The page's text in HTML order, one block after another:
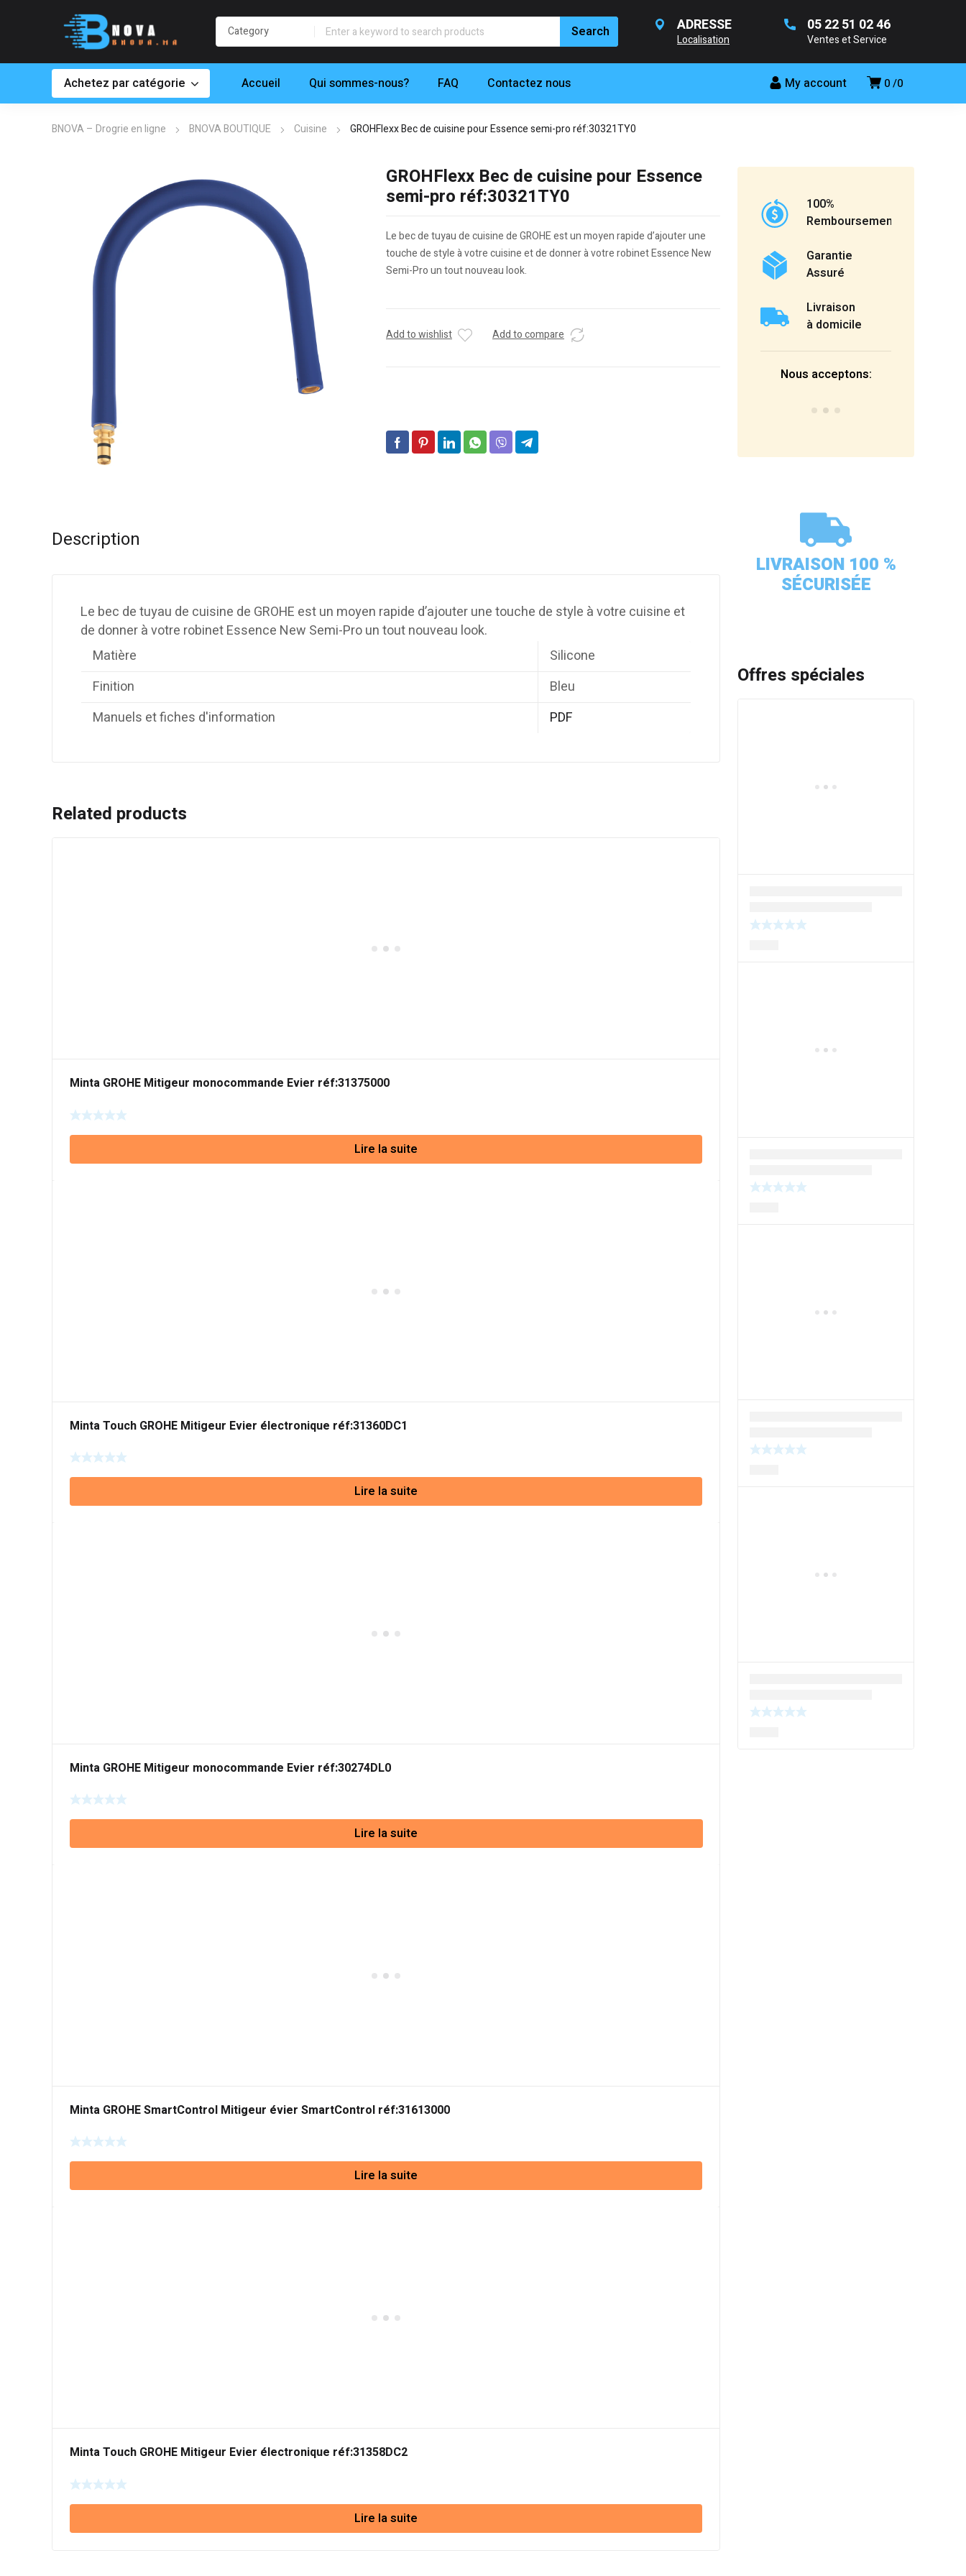
ADRESSE
Localisation
05 22 51 02 46
Ventes et Service
0 0
My account
Achetez par catégorie Accueil Qui sommes-nous? FAQ Contactez nous
BNOVA – Drogrie en ligne BNOVA BOUTIQUE Cuisine GROHFlexx Bec de cuisine pour Essence semi-pro réf:30321TY0
GROHFlexx Bec de cuisine pour Essence
semi-pro réf:30321TY0
Le bec de tuyau de cuisine de GROHE est un moyen rapide d’ajouter une
touche de style à votre cuisine et de donner à votre robinet Essence New
Semi-Pro un tout nouveau look.
Add to wishlist Add to compare
Description
Le bec de tuyau de cuisine de GROHE est un moyen rapide d’ajouter une touche de style à votre cuisine et
de donner à votre robinet Essence New Semi-Pro un tout nouveau look.
Matière
Silicone
Finition
Bleu
Manuels et fiches d'information
PDF
Related products
Minta GROHE Mitigeur monocommande Evier réf:31375000
Lire la suite
Minta Touch GROHE Mitigeur Evier électronique réf:31360DC1
Lire la suite
Minta GROHE Mitigeur monocommande Evier réf:30274DL0
Lire la suite
Minta GROHE SmartControl Mitigeur évier SmartControl réf:31613000
Lire la suite
Minta Touch GROHE Mitigeur Evier électronique réf:31358DC2
Lire la suite
100%
Remboursement
Garantie
Assuré
Livraison
à domicile
Nous acceptons:
LIVRAISON 100 %
SÉCURISÉE
Offres spéciales